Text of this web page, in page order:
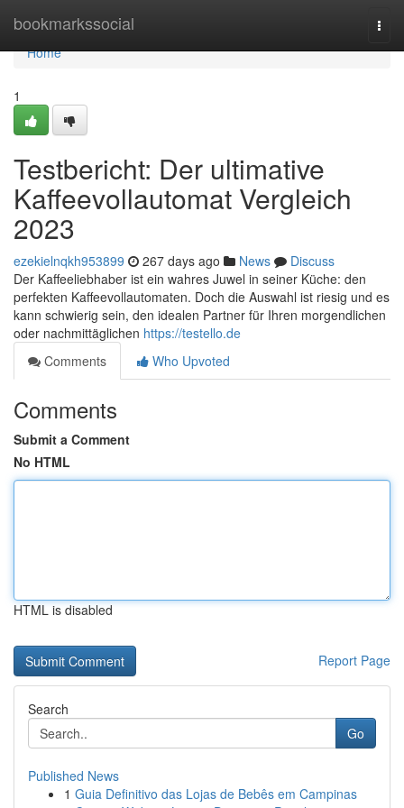
bookmarkssocial
Home
Home
1
Testbericht: Der ultimative
Kaffeevollautomat Vergleich
2023
ezekielnqkh953899 267 days ago News
Discuss
Der Kaffeeliebhaber ist ein wahres Juwel in seiner Küche: den
perfekten Kaffeevollautomaten. Doch die Auswahl ist riesig und es
kann schwierig sein, den idealen Partner für Ihren morgendlichen
oder nachmittäglichen https://testello.de
Comments
Who Upvoted
Comments
Submit a Comment
No HTML
HTML is disabled
Report Page
Search
Go
Published News
1 Guia Definitivo das Lojas de Bebês em Campinas